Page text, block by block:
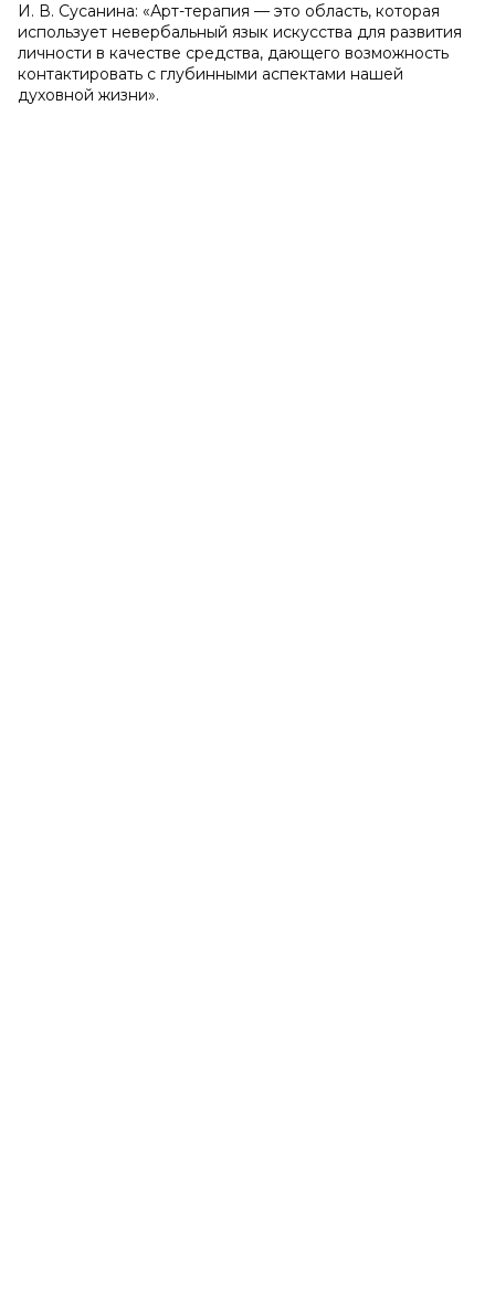
И. В. Сусанина: «Арт-терапия — это область, которая
использует невербальный язык искусства для развития
личности в качестве средства, дающего возможность
контактировать с глубинными аспектами нашей
духовной жизни».